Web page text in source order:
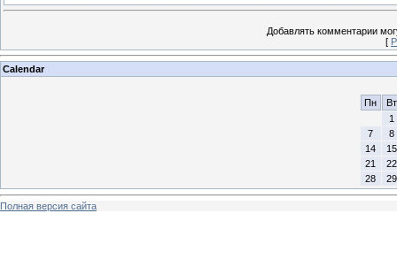
Добавлять комментарии
[
Calendar
Пн
Вт
1
7
8
14
15
21
22
28
29
Полная версия сайта